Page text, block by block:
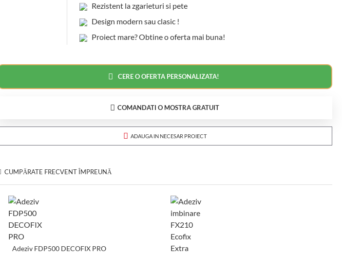
Rezistent la zgarieturi si pete
Design modern sau clasic !
Proiect mare? Obtine o oferta mai buna!
CERE O OFERTA PERSONALIZATA!
COMANDATI O MOSTRA GRATUIT
ADAUGA IN NECESAR PROIECT
CUMPĂRATE FRECVENT ÎMPREUNĂ
Adeziv FDP500 DECOFIX PRO